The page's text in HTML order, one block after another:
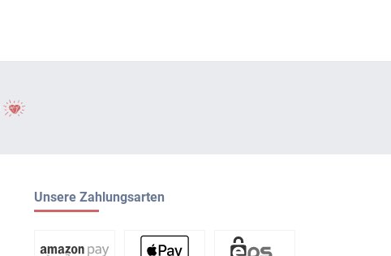
Unsere Zahlungsarten